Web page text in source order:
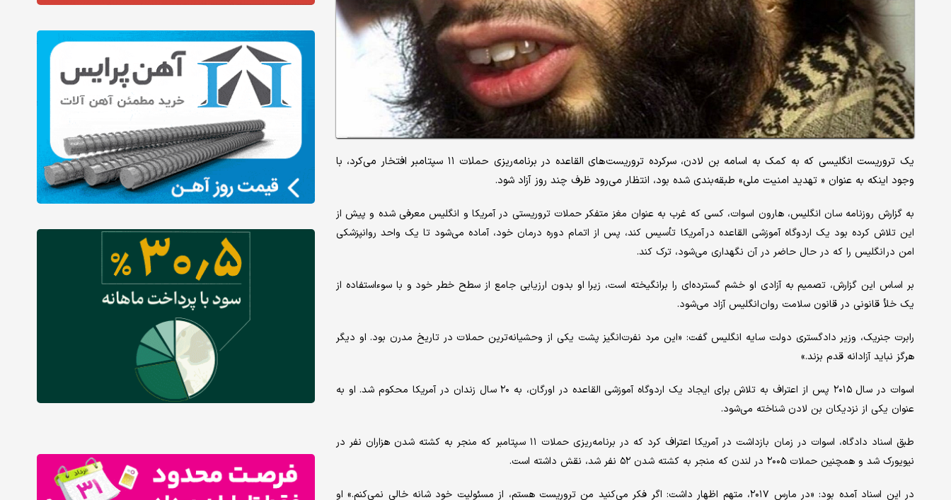
یک تروریست انگلیسی که به کمک به اسامه بن لادن، سرکرده تروریست‌های القاعده در برنامه‌ریزی حملات ۱۱ سپتامبر افتخار می‌کرد، با
وجود اینکه به عنوان « تهدید امنیت ملی» طبقه‌بندی شده بود، انتظار می‌رود ظرف چند روز آزاد شود.
به گزارش روزنامه سان انگلیس، هارون اسوات، کسی که غرب به عنوان مغز متفکر حملات تروریستی در آمریکا و انگلیس معرفی شده و پیش از
این تلاش کرده بود یک اردوگاه آموزشی القاعده در آمریکا تأسیس کند، پس از اتمام دوره درمان خود، آماده می‌شود تا یک واحد روانپزشکی
امن در انگلیس را که در حال حاضر در آن نگهداری می‌شود، ترک کند.
بر اساس این گزارش، تصمیم به آزادی او خشم گسترده‌ای را برانگیخته است، زیرا او بدون ارزیابی جامع از سطح خطر خود و با سوءاستفاده از
یک خلأ قانونی در قانون سلامت روان انگلیس آزاد می‌شود.
رابرت جنریک، وزیر دادگستری دولت سایه انگلیس گفت: «این مرد نفرت‌انگیز پشت یکی از وحشیانه‌ترین حملات در تاریخ مدرن بود. او دیگر
هرگز نباید آزادانه قدم بزند.»
اسوات در سال ۲۰۱۵ پس از اعتراف به تلاش برای ایجاد یک اردوگاه آموزشی القاعده در اورگان، به ۲۰ سال زندان در آمریکا محکوم شد. او به
عنوان یکی از نزدیکان بن لادن شناخته می‌شود.
طبق اسناد دادگاه، اسوات در زمان بازداشت در آمریکا اعتراف کرد که در برنامه‌ریزی حملات ۱۱ سپتامبر که منجر به کشته شدن هزاران نفر در
نیویورک شد و همچنین حملات ۲۰۰۵ در لندن که منجر به کشته شدن ۵۲ نفر شد، نقش داشته است.
در این اسناد آمده بود: «در مارس ۲۰۱۷، متهم اظهار داشت: اگر فکر می‌کنید من تروریست هستم، از مسئولیت خود شانه خالی نمی‌کنم.» او